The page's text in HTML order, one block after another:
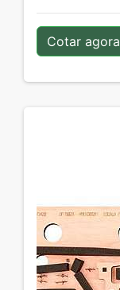
Cotar agora